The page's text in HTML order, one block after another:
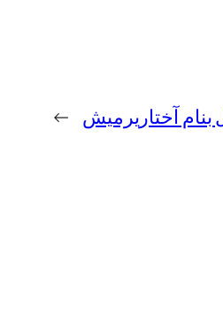
بنام آختاریرمیش →